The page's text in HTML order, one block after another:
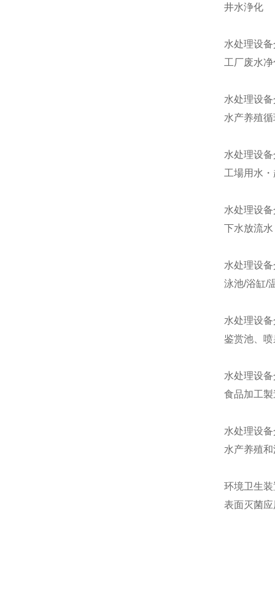
井水浄化
水处理设
工厂废水净
水处理设
水产养殖
水处理设
工場用水
水处理设
下水放流
水处理设
泳池/浴缸/
水处理设
鉴赏池、
水处理设
食品加工
水处理设
水产养殖
环境卫生
表面灭菌